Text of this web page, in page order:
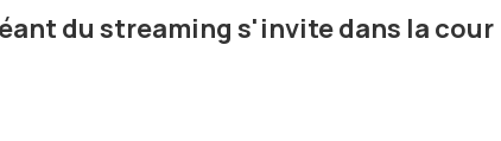
du streaming s'invite dans la cour